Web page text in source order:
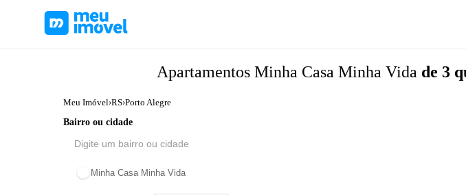
Apartamentos Minha Casa Minha Vida de 3
Meu Imóvel›RS›Porto Alegre
Bairro ou cidade
Minha Casa Minha Vida